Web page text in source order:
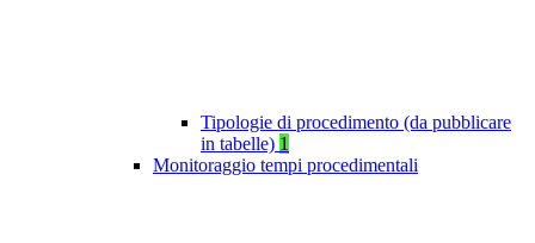
Tipologie di procedimento (da pubblicare
in tabelle) 1
Monitoraggio tempi procedimentali